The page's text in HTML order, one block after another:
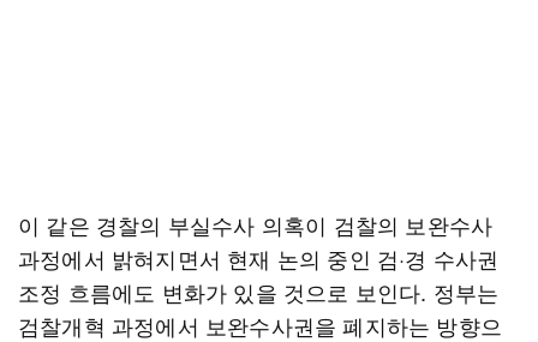
이 같은 경찰의 부실수사 의혹이 검찰의 보완수사
과정에서 밝혀지면서 현재 논의 중인 검·경 수사권
조정 흐름에도 변화가 있을 것으로 보인다. 정부는
검찰개혁 과정에서 보완수사권을 폐지하는 방향으